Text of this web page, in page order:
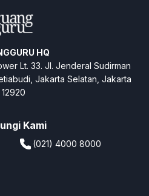
HQ
Lt. 33. Jl. Jenderal Sudirman
Jakarta Selatan, Jakarta
12920
Kami
(021) 4000 8000